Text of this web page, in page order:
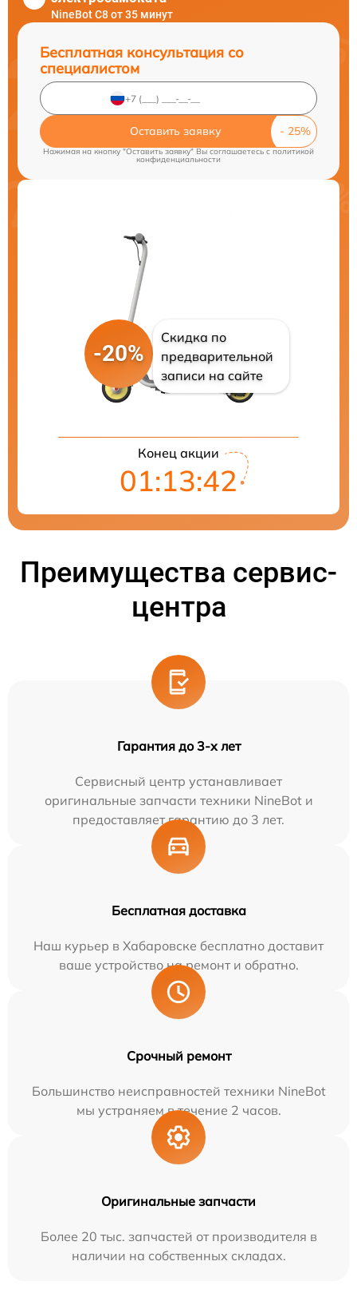
NineBot C8 от 35 минут
Бесплатная консультация со
специалистом
Оставить заявку
Нажимая на кнопку "Оставить заявку" Вы соглашаетесь c политикой
конфиденциальности
-20%
Скидка по
предварительной
записи на сайте
Конец акции
01:13:41
Преимущества сервис-
центра
Гарантия до 3-х лет
Сервисный центр устанавливает
оригинальные запчасти техники NineBot и
предоставляет гарантию до 3 лет.
Бесплатная доставка
Наш курьер в Хабаровске бесплатно доставит
ваше устройство на ремонт и обратно.
Срочный ремонт
Большинство неисправностей техники NineBot
мы устраняем в течение 2 часов.
Оригинальные запчасти
Более 20 тыс. запчастей от производителя в
наличии на собственных складах.